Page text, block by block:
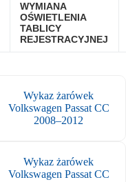
WYMIANA
OŚWIETLENIA
TABLICY
REJESTRACYJNEJ
Wykaz żarówek
Volkswagen Passat CC
2008–2012
Wykaz żarówek
Volkswagen Passat CC